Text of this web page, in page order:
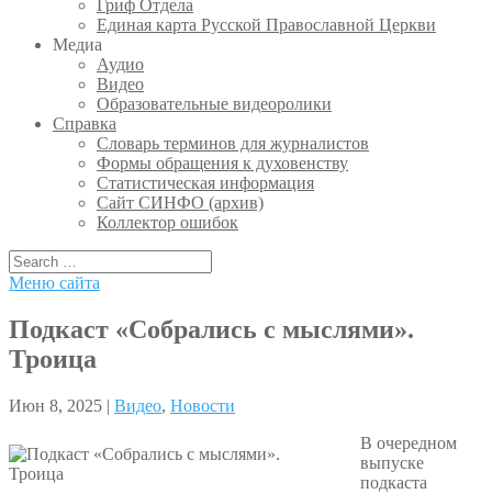
Гриф Отдела
Единая карта Русской Православной Церкви
Медиа
Аудио
Видео
Образовательные видеоролики
Справка
Словарь терминов для журналистов
Формы обращения к духовенству
Статистическая информация
Сайт СИНФО (архив)
Коллектор ошибок
Меню сайта
Подкаст «Собрались с мыслями».
Троица
Июн 8, 2025 | Видео, Новости
В очередном
выпуске
подкаста